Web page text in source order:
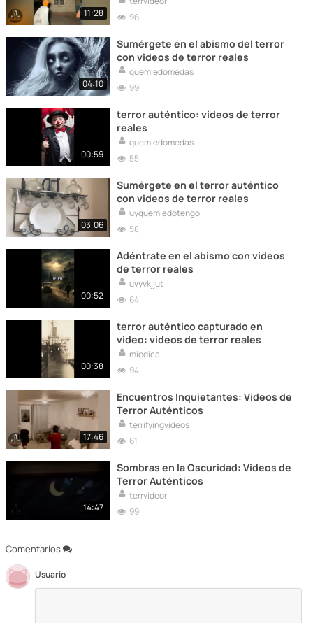
Comentarios
Usuario
11:28
96
04:10
Sumérgete en el abismo del terror
con videos de terror reales
quemiedomedas
99
00:59
terror auténtico: videos de terror
reales
quemiedomedas
55
03:06
Sumérgete en el terror auténtico
con videos de terror reales
uyquemiedotengo
58
00:52
Adéntrate en el abismo con videos
de terror reales
uvyvkjjut
64
00:38
terror auténtico capturado en
video: videos de terror reales
miedica
94
17:46
Encuentros Inquietantes: Videos de
Terror Auténticos
terrifyingvideos
61
14:47
Sombras en la Oscuridad: Videos de
Terror Auténticos
terrvideor
99